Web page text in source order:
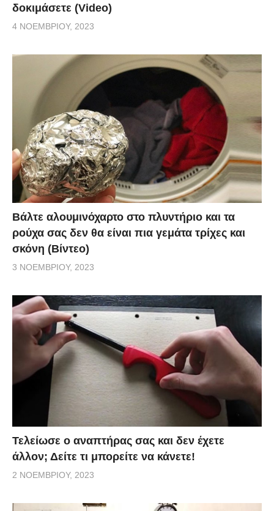
δοκιμάσετε (Video)
4 ΝΟΕΜΒΡΊΟΥ, 2023
Βάλτε αλουμινόχαρτο στο πλυντήριο και τα
ρούχα σας δεν θα είναι πια γεμάτα τρίχες και
σκόνη (Βίντεο)
3 ΝΟΕΜΒΡΊΟΥ, 2023
Τελείωσε ο αναπτήρας σας και δεν έχετε
άλλον; Δείτε τι μπορείτε να κάνετε!
2 ΝΟΕΜΒΡΊΟΥ, 2023